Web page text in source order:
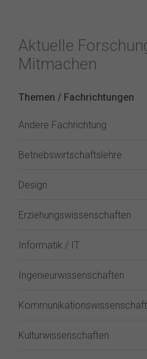
Aktuelle
Mitmachen
Themen / Fachrichtungen
Andere Fachrichtung
Betriebswirtschaftslehre
Design
Erziehungswissenschaften
Informatik / IT
Ingenieurwissenschaften
Kulturwissenschaften